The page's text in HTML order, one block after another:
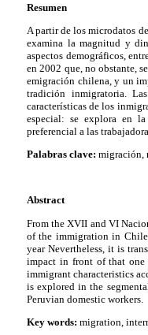
Resumen
A partir de los microdatos
examina la magnitud y
aspectos demográficos,
en 2002 que, no obstante,
emigración chilena, y un
tradición inmigratoria.
características de los
especial: se explora en
preferencial a las
Palabras clave: migración,
Abstract
From the XVII and VI
of the immigration in
year Nevertheless, it is
impact in front of that one
immigrant characteristics
is explored in the
Peruvian domestic workers.
Key words: migration,